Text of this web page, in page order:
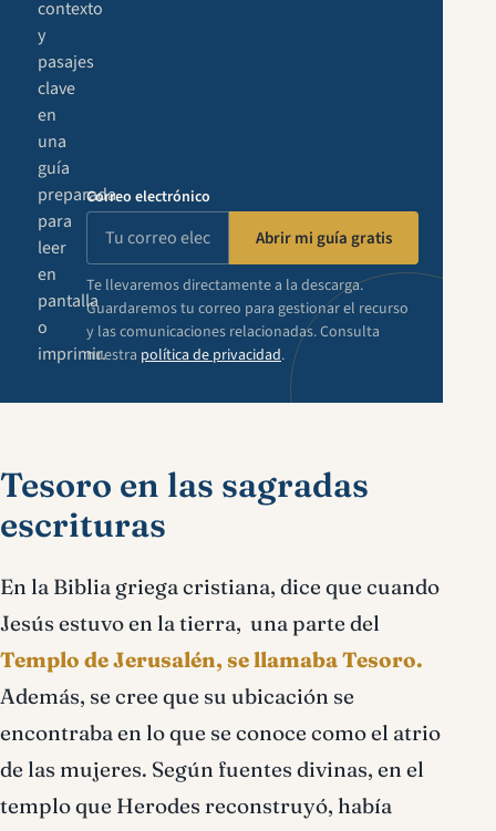
contexto
y
pasajes
clave
en
una
guía
preparada
para
leer
en
pantalla
o
imprimir.
Correo electrónico
Abrir mi guía gratis
Te llevaremos directamente a la descarga.
Guardaremos tu correo para gestionar el recurso
y las comunicaciones relacionadas. Consulta
nuestra política de privacidad.
Tesoro en las sagradas
escrituras
En la Biblia griega cristiana, dice que cuando
Jesús estuvo en la tierra, una parte del
Templo de Jerusalén, se llamaba Tesoro.
Además, se cree que su ubicación se
encontraba en lo que se conoce como el atrio
de las mujeres. Según fuentes divinas, en el
templo que Herodes reconstruyó, había